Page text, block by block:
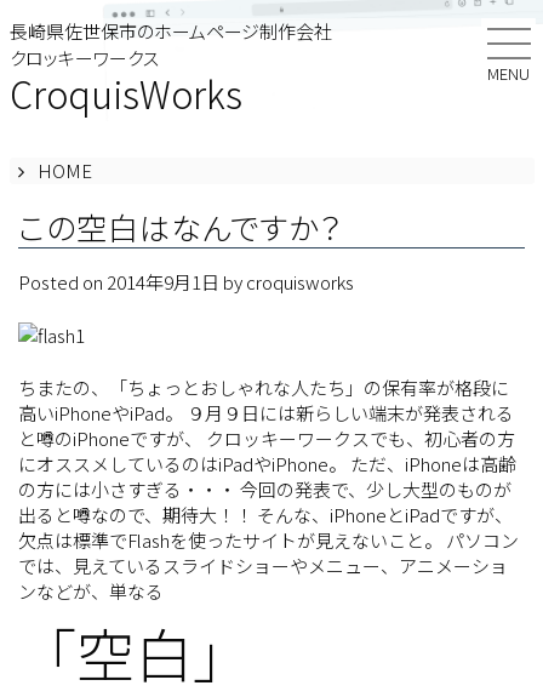
to
content
長崎県佐世保市のホームページ制作会社
クロッキーワークス
CroquisWorks MENU
HOME
この空白はなんですか？
Posted on 2014年9月1日 bycroquisworks
ちまたの、「ちょっとおしゃれな人たち」の保有率が格段に
高いiPhoneやiPad。 ９月９日には新らしい端末が発表される
と噂のiPhoneですが、 クロッキーワークスでも、初心者の方
にオススメしているのはiPadやiPhone。 ただ、iPhoneは高齢
の方には小さすぎる・・・ 今回の発表で、少し大型のものが
出ると噂なので、期待大！！ そんな、iPhoneとiPadですが、
欠点は標準でFlashを使ったサイトが見えないこと。 パソコン
では、見えているスライドショーやメニュー、アニメーショ
ンなどが、単なる
「空白」